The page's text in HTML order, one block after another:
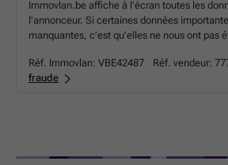
Immovlan.be affiche à l’écran toutes les
l’annonceur. Si certaines données
manquantes, c’est qu’elles ne nous ont pas
Réf. Immovlan: VBE42487 Réf. vendeur:
fraude